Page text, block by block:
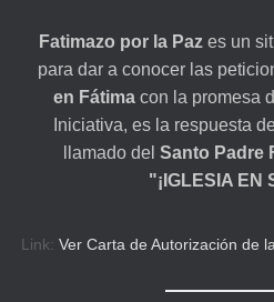
Fatimazo por la Paz es un
para dar a conocer las
en Fátima con la promesa
Iniciativa, es la respuesta
llamado del Santo Padre
"¡IGLESIA EN
Link: Ver Carta de Autorización de